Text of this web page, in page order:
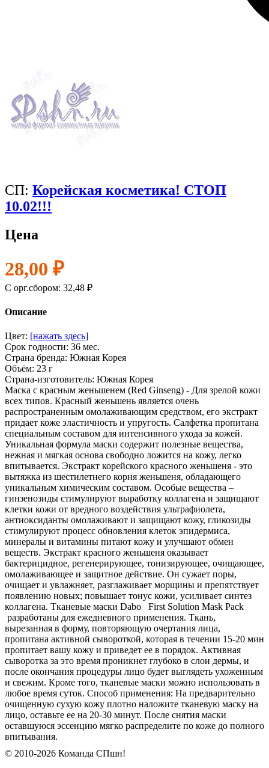
СП: Корейская косметика! СТОП
10.02!!!
Цена
28,00 ₽
C орг.сбором: 32,48 ₽
Описание
Цвет: [нажать здесь]
Срок годности: 36 мес.
Страна бренда: Южная Корея
Объём: 23 г
Страна-изготовитель: Южная Корея
Маска с красным женьшенем (Red Ginseng) - Для зрелой кожи
всех типов. Красный женьшень является очень
распространенным омолаживающим средством, его экстракт
придает коже эластичность и упругость. Салфетка пропитана
специальным составом для интенсивного ухода за кожей.
Уникальная формула маски содержит полезные вещества,
нежная и мягкая основа свободно ложится на кожу, легко
впитывается. Экстракт корейского красного женьшеня - это
вытяжка из шестилетнего корня женьшеня, обладающего
уникальным химическим составом. Особые вещества –
гинзенозиды стимулируют выработку коллагена и защищают
клетки кожи от вредного воздействия ультрафиолета,
антиоксиданты омолаживают и защищают кожу, гликозиды
стимулируют процесс обновления клеток эпидермиса,
минералы и витамины питают кожу и улучшают обмен
веществ. Экстракт красного женьшеня оказывает
бактерицидное, регенерирующее, тонизирующее, очищающее,
омолаживающее и защитное действие. Он сужает поры,
очищает и увлажняет, разглаживает морщины и препятствует
появлению новых; повышает тонус кожи, усиливает синтез
коллагена. Тканевые маски Dabo First Solution Mask Pack
разработаны для ежедневного применения. Ткань,
вырезанная в форму, повторяющую очертания лица,
пропитана активной сывороткой, которая в течении 15-20 мин
пропитает вашу кожу и приведет ее в порядок. Активная
сыворотка за это время проникнет глубоко в слои дермы, и
после окончания процедуры лицо будет выглядеть ухоженным
и свежим. Кроме того, тканевые маски можно использовать в
любое время суток. Способ применения: На предварительно
очищенную сухую кожу плотно наложите тканевую маску на
лицо, оставьте ее на 20-30 минут. После снятия маски
оставшуюся эссенцию мягко распределите по коже до полного
впитывания.
© 2010-2026 Команда СПшн!